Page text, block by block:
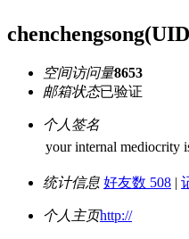
chenchengsong
空间访问量8653
邮箱状态已验证
个人签名
your internal mediocrity
统计信息 好友数 508 |
个人主页http://